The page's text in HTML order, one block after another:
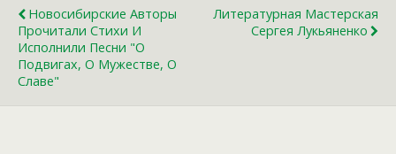
Новосибирские Авторы
Прочитали Стихи И
Исполнили Песни "о
Подвигах, О Мужестве, О
Славе"
Литературная Мастерская
Сергея Лукьяненко